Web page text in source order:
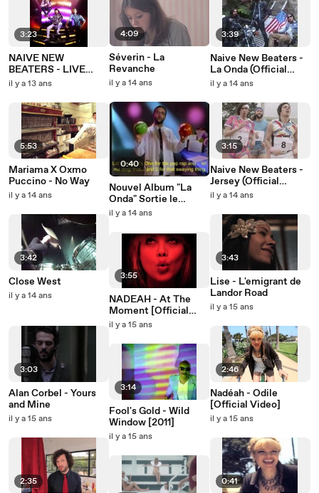
3:23
NAIVE NEW
BEATERS - LIVE
REPORT #2
il y a 13 ans
5:53
Mariama X Oxmo
Puccino - No Way
il y a 14 ans
3:42
Close West
il y a 14 ans
3:03
Alan Corbel - Yours
and Mine
il y a 15 ans
2:35
4:09
Séverin - La
Revanche
il y a 14 ans
0:40
Nouvel Album "La
Onda" Sortie le
24.09.2012 ....1/7
il y a 14 ans
3:55
NADEAH - At The
Moment [Official
Video]
il y a 15 ans
3:14
Fool's Gold - Wild
Window [2011]
il y a 15 ans
3:39
Naive New Beaters -
La Onda (Official
Video)
il y a 14 ans
3:15
Naive New Beaters -
Jersey (Official
Video)
il y a 14 ans
3:43
Lise - L'emigrant de
Landor Road
il y a 15 ans
2:46
Nadéah - Odile
[Official Video]
il y a 15 ans
0:41